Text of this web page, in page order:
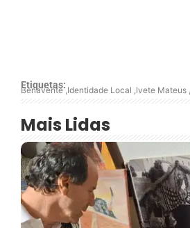
Etiquetas:
Benavente, Identidade Local Ivete Mateus
Mais Lidas